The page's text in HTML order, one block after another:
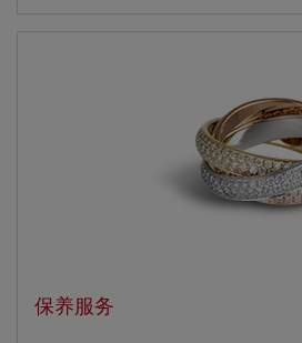
保养服务